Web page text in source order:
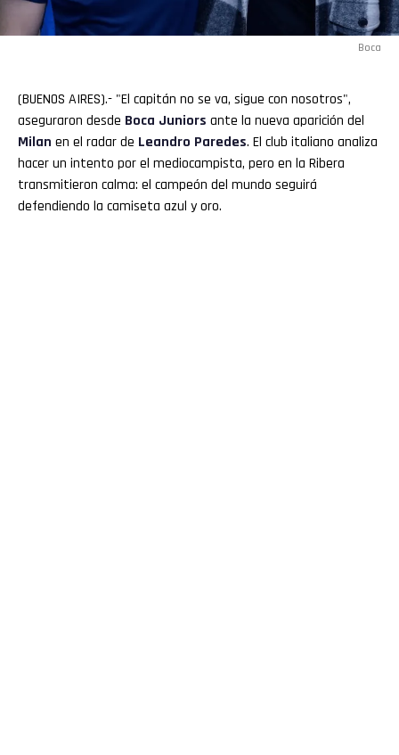
Boca
(BUENOS AIRES).- "El capitán no se va, sigue con nosotros",
aseguraron desde Boca Juniors ante la nueva aparición del
Milan en el radar de Leandro Paredes. El club italiano analiza
hacer un intento por el mediocampista, pero en la Ribera
transmitieron calma: el campeón del mundo seguirá
defendiendo la camiseta azul y oro.